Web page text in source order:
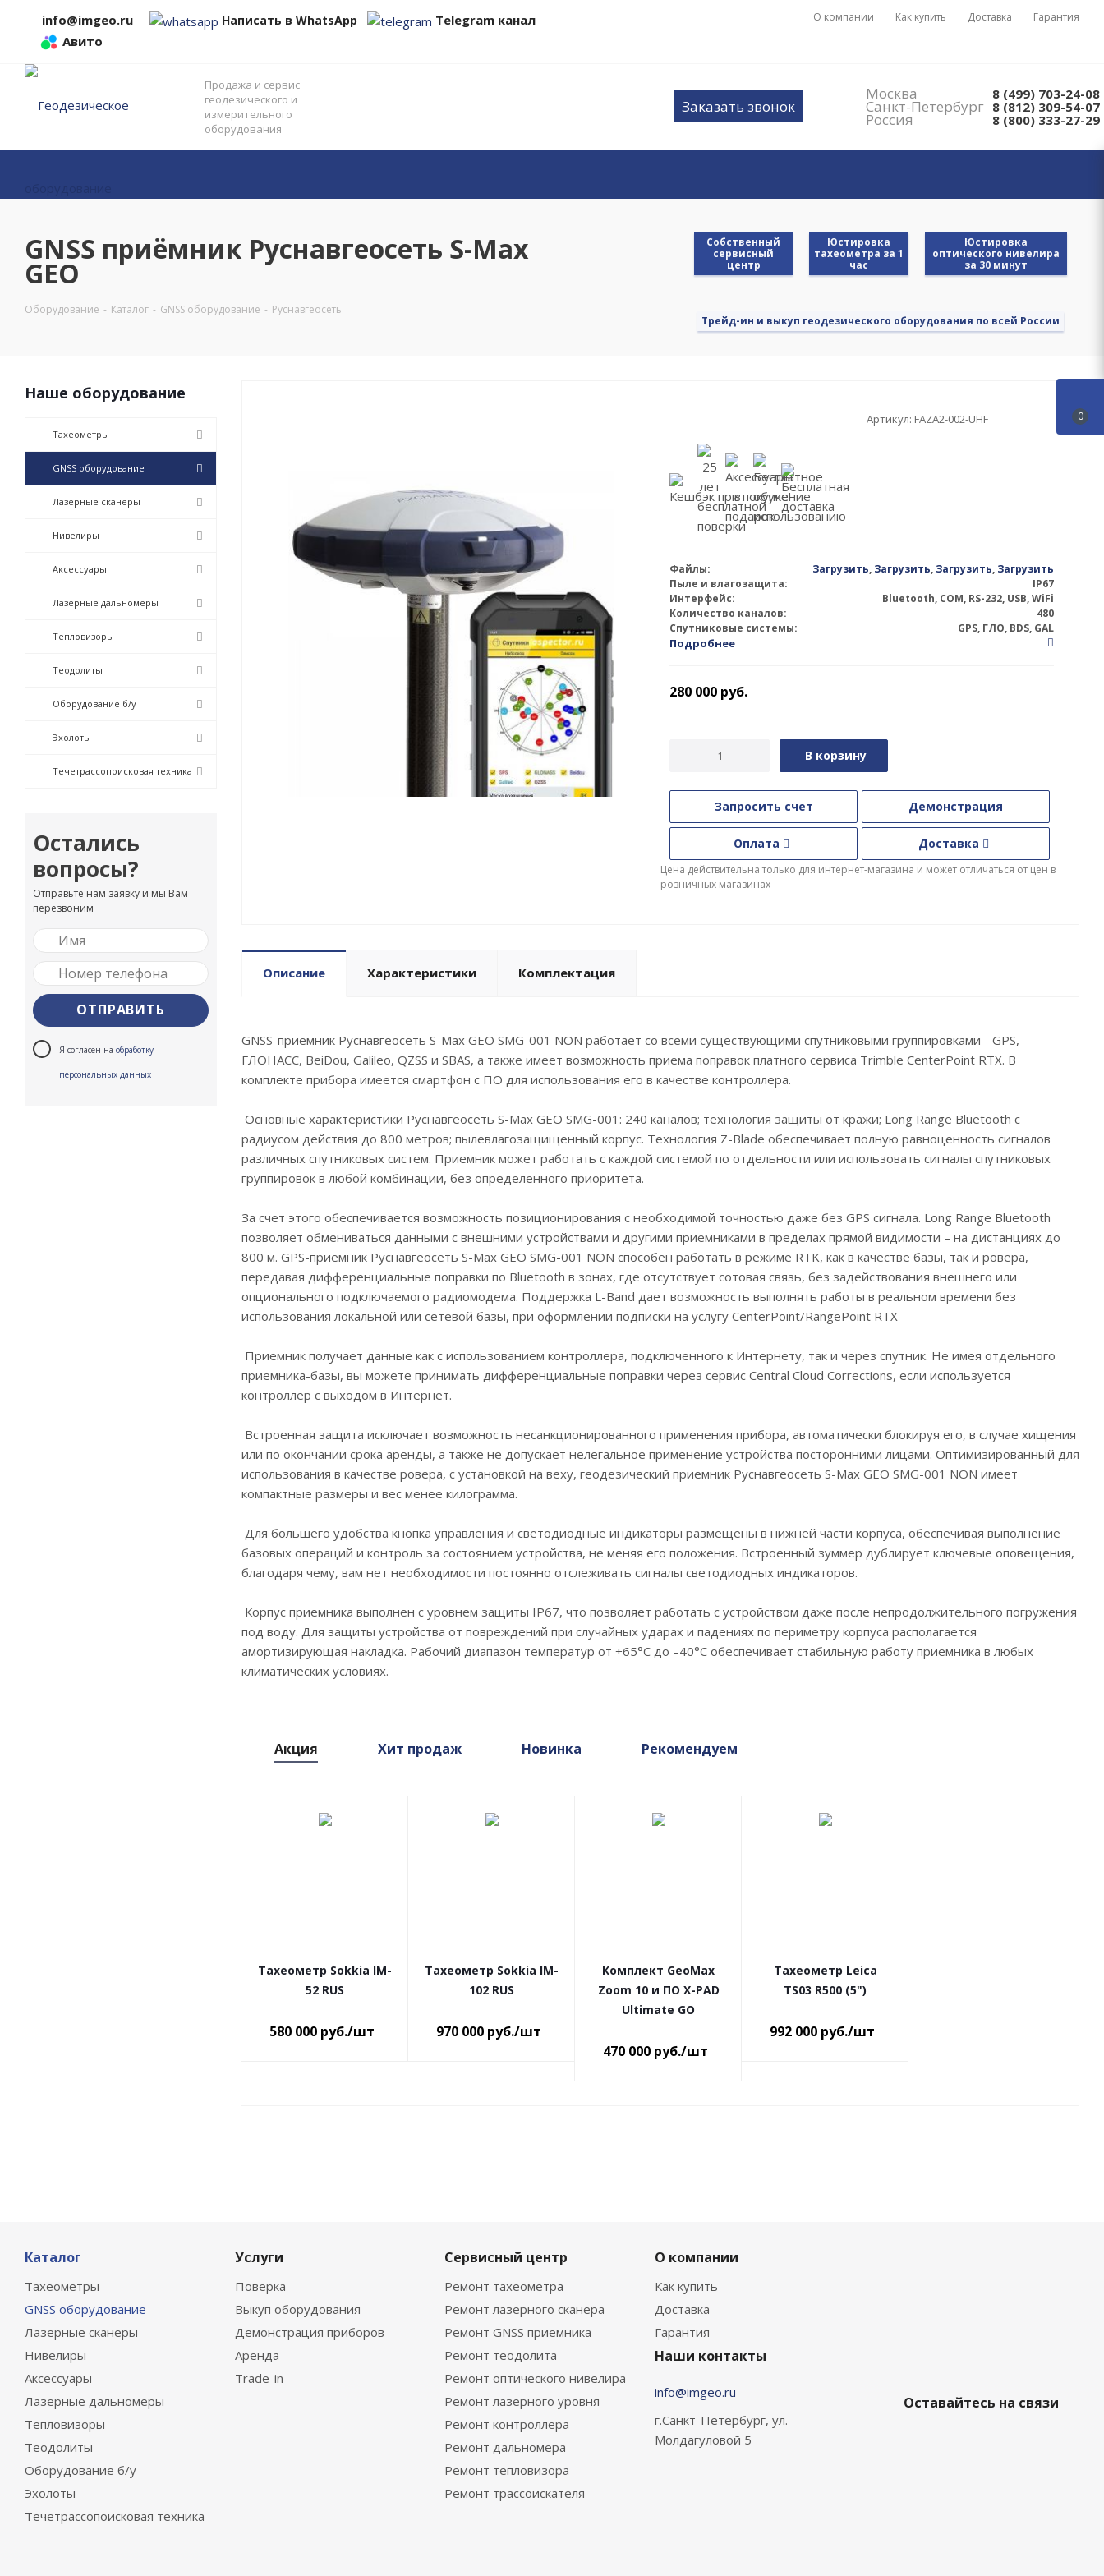
info@imgeo.ru Написать в WhatsApp
Telegram канал
Авито
О компании Как купить Доставка Гарантия
Продажа и сервис
геодезического и
измерительного
оборудования
Заказать звонок
Москва 8 (499) 703-24-08
Санкт-Петербург 8 (812) 309-54-07
Россия 8 (800) 333-27-29
GNSS приёмник Руснавгеосеть S-Max
GEO
Оборудование - Каталог - GNSS оборудование - Руснавгеосеть
Трейд-ин и выкуп геодезического оборудования по всей России
Cобственный
сервисный
центр
Юстировка
тахеометра за 1
час
Юстировка
оптического нивелира
за 30 минут
Артикул: FAZA2-002-UHF
Файлы: Загрузить, Загрузить, Загрузить, Загрузить
Пыле и влагозащита:
IP67
Интерфейс:
Bluetooth, COM, RS-232, USB, WiFi
Количество каналов:
480
Спутниковые системы:
GPS, ГЛО, BDS, GAL
Подробнее
280 000 руб.
В корзину
Запросить счет Демонстрация
Оплата Доставка
Цена действительна только для интернет-магазина и может отличаться от цен в
розничных магазинах
Описание Характеристики Комплектация
GNSS-приемник Руснавгеосеть S-Max GEO SMG-001 NON работает со всеми существующими спутниковыми группировками - GPS,
ГЛОНАСС, BeiDou, Galileo, QZSS и SBAS, а также имеет возможность приема поправок платного сервиса Trimble CenterPoint RTX. В
комплекте прибора имеется смартфон с ПО для использования его в качестве контроллера.
Основные характеристики Руснавгеосеть S-Max GEO SMG-001: 240 каналов; технология защиты от кражи; Long Range Bluetooth с
радиусом действия до 800 метров; пылевлагозащищенный корпус. Технология Z-Blade обеспечивает полную равноценность сигналов
различных спутниковых систем. Приемник может работать с каждой системой по отдельности или использовать сигналы спутниковых
группировок в любой комбинации, без определенного приоритета.
За счет этого обеспечивается возможность позиционирования с необходимой точностью даже без GPS сигнала. Long Range Bluetooth
позволяет обмениваться данными с внешними устройствами и другими приемниками в пределах прямой видимости – на дистанциях до
800 м. GPS-приемник Руснавгеосеть S-Max GEO SMG-001 NON способен работать в режиме RTK, как в качестве базы, так и ровера,
передавая дифференциальные поправки по Bluetooth в зонах, где отсутствует сотовая связь, без задействования внешнего или
опционального подключаемого радиомодема. Поддержка L-Band дает возможность выполнять работы в реальном времени без
использования локальной или сетевой базы, при оформлении подписки на услугу CenterPoint/RangePoint RTX
Приемник получает данные как с использованием контроллера, подключенного к Интернету, так и через спутник. Не имея отдельного
приемника-базы, вы можете принимать дифференциальные поправки через сервис Central Cloud Corrections, если используется
контроллер с выходом в Интернет.
Встроенная защита исключает возможность несанкционированного применения прибора, автоматически блокируя его, в случае хищения
или по окончании срока аренды, а также не допускает нелегальное применение устройства посторонними лицами. Оптимизированный для
использования в качестве ровера, с установкой на веху, геодезический приемник Руснавгеосеть S-Max GEO SMG-001 NON имеет
компактные размеры и вес менее килограмма.
Для большего удобства кнопка управления и светодиодные индикаторы размещены в нижней части корпуса, обеспечивая выполнение
базовых операций и контроль за состоянием устройства, не меняя его положения. Встроенный зуммер дублирует ключевые оповещения,
благодаря чему, вам нет необходимости постоянно отслеживать сигналы светодиодных индикаторов.
Корпус приемника выполнен с уровнем защиты IP67, что позволяет работать с устройством даже после непродолжительного погружения
под воду. Для защиты устройства от повреждений при случайных ударах и падениях по периметру корпуса располагается
амортизирующая накладка. Рабочий диапазон температур от +65°С до –40°С обеспечивает стабильную работу приемника в любых
климатических условиях.
Акция Хит продаж Новинка Рекомендуем
Тахеометр Sokkia IM-
52 RUS
580 000 руб./шт
Тахеометр Sokkia IM-
102 RUS
970 000 руб./шт
Комплект GeoMax
Zoom 10 и ПО X-PAD
Ultimate GO
470 000 руб./шт
Тахеометр Leica
TS03 R500 (5")
992 000 руб./шт
Наше оборудование
Тахеометры
GNSS оборудование
Лазерные сканеры
Нивелиры
Аксессуары
Лазерные дальномеры
Тепловизоры
Теодолиты
Оборудование б/у
Эхолоты
Течетрассопоисковая техника
Остались
вопросы?
Отправьте нам заявку и мы Вам
перезвоним
Я согласен на обработку
персональных данных
Каталог
Тахеометры
GNSS оборудование
Лазерные сканеры
Нивелиры
Аксессуары
Лазерные дальномеры
Тепловизоры
Теодолиты
Оборудование б/у
Эхолоты
Течетрассопоисковая техника
Услуги
Поверка
Выкуп оборудования
Демонстрация приборов
Аренда
Trade-in
Сервисный центр
Ремонт тахеометра
Ремонт лазерного сканера
Ремонт GNSS приемника
Ремонт теодолита
Ремонт оптического нивелира
Ремонт лазерного уровня
Ремонт контроллера
Ремонт дальномера
Ремонт тепловизора
Ремонт трассоискателя
О компании
Как купить
Доставка
Гарантия
Наши контакты
info@imgeo.ru
г.Санкт-Петербург, ул.
Молдагуловой 5
Оставайтесь на связи
0